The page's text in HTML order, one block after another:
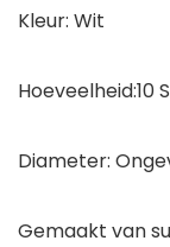
Kleur: Wit
Hoeveelheid:10
Diameter:
Gemaakt van